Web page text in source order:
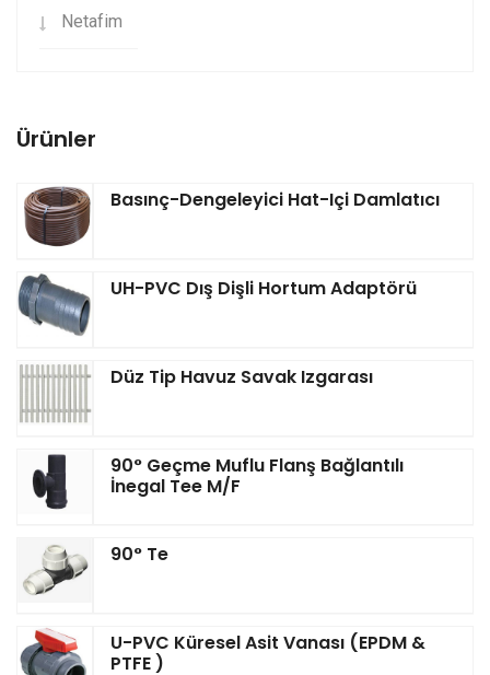
Netafim
Ürünler
Basınç-Dengeleyici Hat-Içi Damlatıcı
UH-PVC Dış Dişli Hortum Adaptörü
Düz Tip Havuz Savak Izgarası
90° Geçme Muflu Flanş Bağlantılı
İnegal Tee M/F
90° Te
U-PVC Küresel Asit Vanası (EPDM &
PTFE )